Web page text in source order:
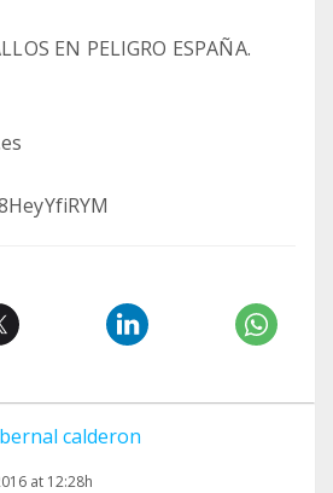
EN PELIGRO ESPAÑA.
calderon
at 12:28h